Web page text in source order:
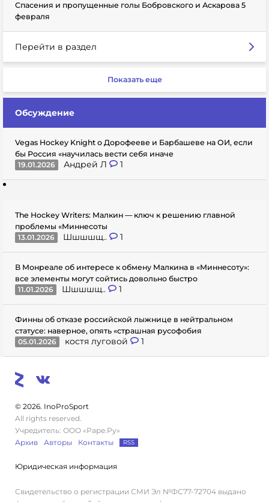
Спасения и пропущенные голы Бобровского и Аскарова 5
февраля
Перейти в раздел
Показать еще
Обсуждение
Vegas Hockey Knight о Дорофееве и Барбашеве на ОИ, если
бы Россия «научилась вести себя иначе
19.01.2026
Андрей Л 1
The Hockey Writers: Малкин — ключ к решению главной
проблемы «Миннесоты
13.01.2026
Шшшшщ.. 1
В Монреале об интересе к обмену Малкина в «Миннесоту»:
все элементы могут сойтись довольно быстро
11.01.2026
Шшшшщ.. 1
Финны об отказе российской лыжнице в нейтральном
статусе: наверное, опять «страшная русофобия
05.01.2026
костя луговой 1
© 2026. InoProSport
All rights reserved.
Учредитель: ООО «Раре.Ру»
Архив
Авторы Контакты RSS
Юридическая информация
Свидетельство о регистрации СМИ Эл №ФС77-72704 выдано